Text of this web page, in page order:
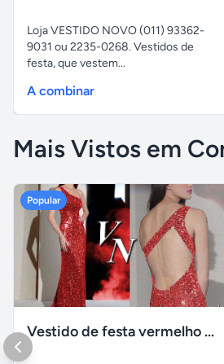
Loja VESTIDO NOVO (011) 93362-
9031 ou 2235-0268. Vestidos de
festa, que vestem...
A combinar
Mais Vistos em
Popular
Vestido de festa vermelho com brilho e pedraria